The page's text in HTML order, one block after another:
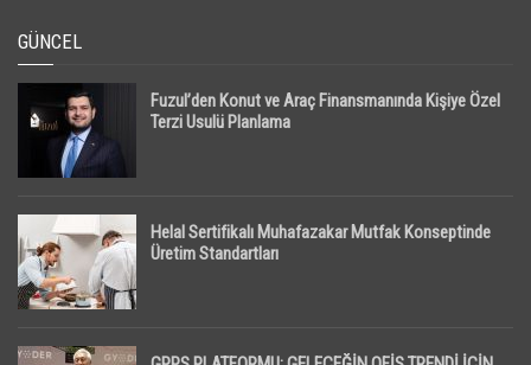
GÜNCEL
Fuzul’den Konut ve Araç Finansmanında Kişiye Özel
Terzi Usulü Planlama
Helal Sertifikalı Muhafazakar Mutfak Konseptinde
Üretim Standartları